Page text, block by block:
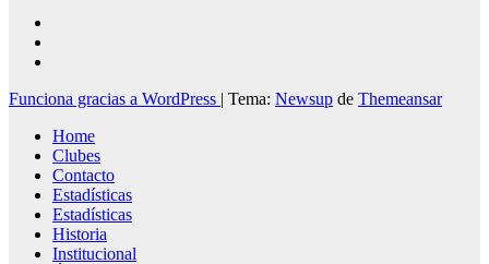
Funciona gracias a WordPress | Tema: Newsup de Themeansar
Home
Clubes
Contacto
Estadísticas
Estadísticas
Historia
Institucional